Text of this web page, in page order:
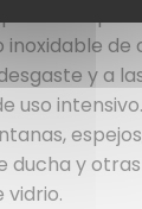
inoxidable de
y a
uso intensivo.
ducha y otras
vidrio.